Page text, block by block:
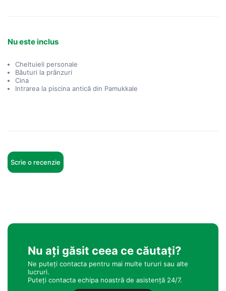
Nu este inclus
Cheltuieli personale
Băuturi la prânzuri
Cina
Intrarea la piscina antică din Pamukkale
Scrie o recenzie
Nu ați găsit ceea ce căutați?
Ne puteți contacta pentru mai multe tururi sau alte
lucruri.
Puteți contacta echipa noastră de asistență 24/7.